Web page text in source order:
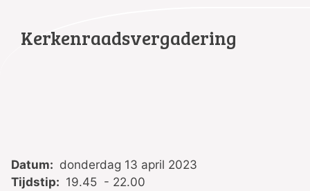
Kerkenraadsvergadering
Datum: donderdag 13 april 2023
Tijdstip: 19.45 - 22.00